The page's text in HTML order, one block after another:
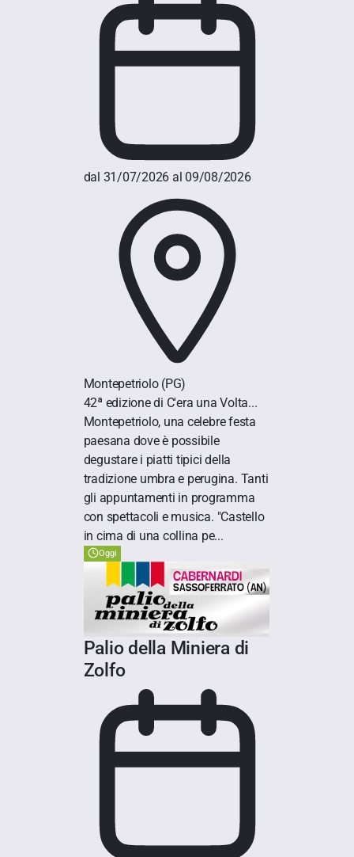
dal 31/07/2026 al 09/08/2026
Montepetriolo (PG)
42ª edizione di C'era una Volta...
Montepetriolo, una celebre festa
paesana dove è possibile
degustare i piatti tipici della
tradizione umbra e perugina. Tanti
gli appuntamenti in programma
con spettacoli e musica. "Castello
in cima di una collina pe...
Oggi
Palio della Miniera di
Zolfo